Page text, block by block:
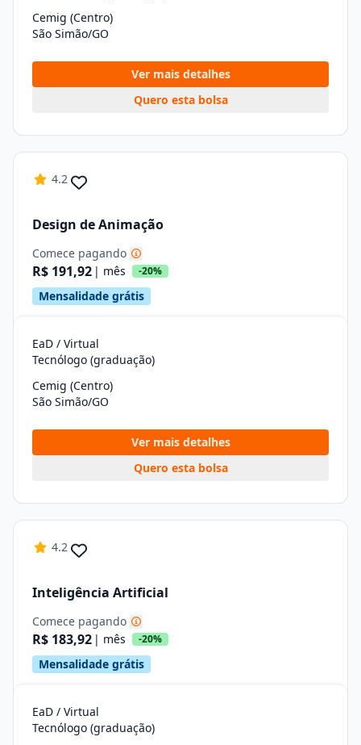
Cemig (Centro)
São Simão/GO
Ver mais detalhes
Quero esta bolsa
4.2
Design de Animação
Comece pagando
R$ 191,92 | mês -20%
Mensalidade grátis
EaD / Virtual
Tecnólogo (graduação)
Cemig (Centro)
São Simão/GO
Ver mais detalhes
Quero esta bolsa
4.2
Inteligência Artificial
Comece pagando
R$ 183,92 | mês -20%
Mensalidade grátis
EaD / Virtual
Tecnólogo (graduação)